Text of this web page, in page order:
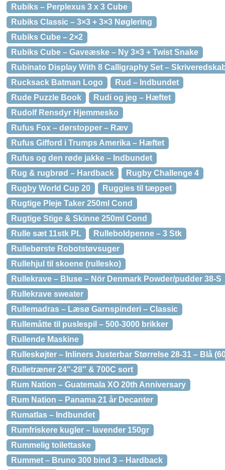
Rubiks – Perplexus 3 x 3 Cube
Rubiks Classic – 3×3 + 3×3 Nøglering
Rubiks Cube – 2×2
Rubiks Cube – Gaveæske – Ny 3×3 + Twist Snake
Rubinato Display With 8 Calligraphy Set –
Rucksack Batman Logo
Rud – Indbundet
Rude Puzzle Book
Rudi og jeg – Hæftet
Rudolf Rensdyr Hjemmesko
Rufus Fox – dørstopper – Ræv
Rufus Gifford i Trumps Amerika – Hæftet
Rufus og den røde jakke – Indbundet
Rug & rugbrød – Hardback
Rugby Challenge 4
Rugby World Cup 20
Ruggies til tæppet
Rugtige Pleje Taker 250ml Cond
Rugtige Stige & Skinne 250ml Cond
Rulle sæt 11stk PL
Rulleboldpenne – 3 Stk
Rullebørste Robotstøvsuger
Rullehjul til skoene (rullesko)
Rullekrave – Bluse – Nör Denmark Powder/pudder 38-S
Rullekrave sweater
Rullemadras – Læsø Garnspinderi – Classic
Rullemåtte til puslespil – 500-3000 brikker
Rullende Maskine
Rulleskøjter – Inliners Justerbar Størrelse 28-31 – Blå
Rulletræner 24″-28″ & 700C sort
Rum Nation – Guatemala XO 20th Anniversary
Rum Nation – Panama 21 år Decanter
Rumatlas – Indbundet
Rumfriskere kugler – lavender 150gr
Rummelig toilettaske
Rummet – Bruno 300 bind 3 – Hardback